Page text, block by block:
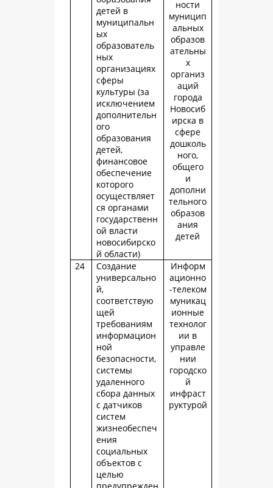
детей в
муниципальн
ых
образователь
ных
организациях
сферы
культуры (за
исключением
дополнительн
ого
образования
детей,
финансовое
обеспечение
которого
осуществляет
ся органами
государственн
ой власти
новосибирско
й области)
ности
муницип
альных
образов
ательны
х
организ
аций
города
Новосиб
ирска в
сфере
дошколь
ного,
общего
и
дополни
тельного
образов
ания
детей
24
Создание
универсально
й,
соответствую
щей
требованиям
информацион
ной
безопасности,
системы
удаленного
сбора данных
с датчиков
систем
жизнеобеспеч
ения
социальных
объектов с
целью
Информ
ационно
-телеком
муникац
ионные
технолог
ии в
управле
нии
городско
й
инфраст
руктурой